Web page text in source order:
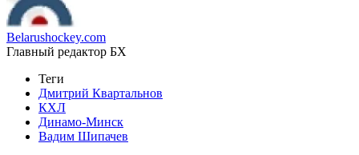
Belarushockey.com
Главный редактор БХ
Теги
Дмитрий Квартальнов
КХЛ
Динамо-Минск
Вадим Шипачев